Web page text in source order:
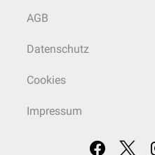
AGB
Datenschutz
Cookies
Impressum